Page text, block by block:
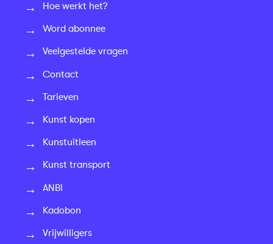
Hoe werkt het?
Word abonnee
Veelgestelde vragen
Contact
Tarieven
Kunst kopen
Kunstuitleen
Kunst transport
ANBI
Kadobon
Vrijwilligers